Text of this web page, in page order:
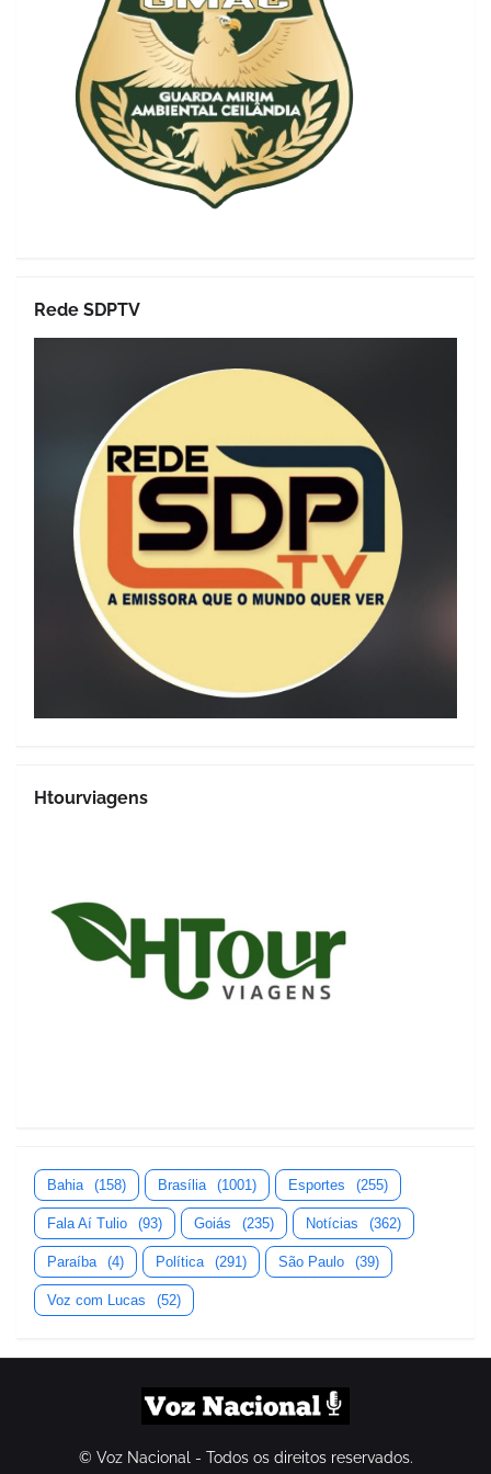
Rede SDPTV
Htourviagens
Bahia (158) Brasília (1001) Esportes (255)
Fala Aí Tulio (93) Goiás (235) Notícias (362)
Paraíba (4) Política (291) São Paulo (39)
Voz com Lucas (52)
© Voz Nacional - Todos os direitos reservados.